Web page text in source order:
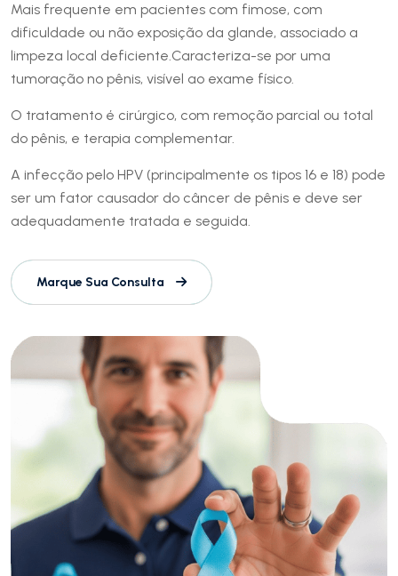
Mais frequente em pacientes com fimose, com
dificuldade ou não exposição da glande, associado a
limpeza local deficiente.Caracteriza-se por uma
tumoração no pênis, visível ao exame físico.
O tratamento é cirúrgico, com remoção parcial ou total
do pênis, e terapia complementar.
A infecção pelo HPV (principalmente os tipos 16 e 18) pode
ser um fator causador do câncer de pênis e deve ser
adequadamente tratada e seguida.
Marque Sua Consulta